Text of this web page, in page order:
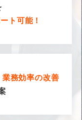
ト可能！
業務効率の改善